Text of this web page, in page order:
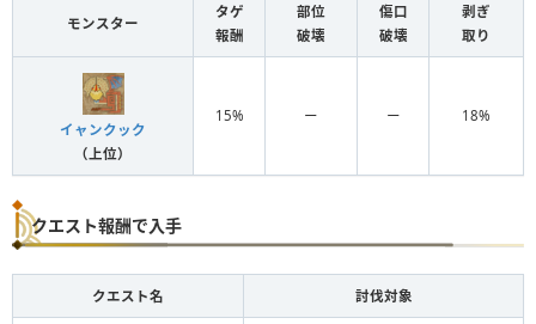
モンスター
タゲ
報酬
部位
破壊
傷口
破壊
剥ぎ
取り
イャンクック
（上位）
15% ー ー 18%
クエスト報酬で入手
クエスト名 討伐対象